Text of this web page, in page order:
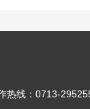
热线：0713-